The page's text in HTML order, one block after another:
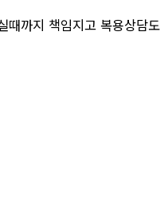
때까지 책임지고 복용상담도